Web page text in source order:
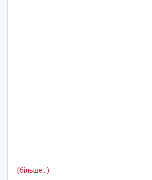
(більше…)